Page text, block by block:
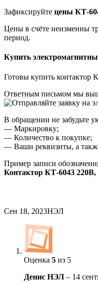
Зафиксируйте цены КТ-
Цены в счёте неизменны
период.
Купить
Готовы купить контактор
Ответным письмом мы
В обращении не забудьте
— Маркировку;
— Количество к покупке;
— Ваши реквизиты, а
Пример записи
Контактор КТ-6043 220В,
Сен 18, 2023НЭЛ
Оценка 5 из 5
Денис НЭЛ – 14